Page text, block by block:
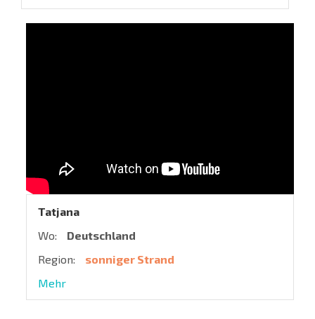
Tatjana
Wo:
Deutschland
Region:
sonniger Strand
Mehr